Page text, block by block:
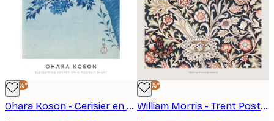
-30%*
Ohara Koson - Cerisier en Fleurs dans une Nuit de Clair de Lune Poster
-30%*
William Morris - Trent Poster